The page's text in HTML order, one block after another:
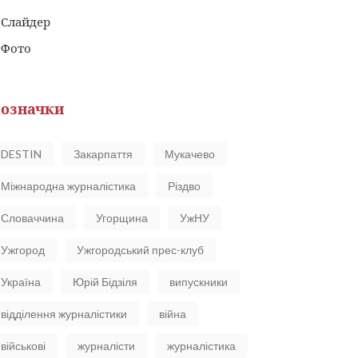
Слайдер
Фото
DESTIN Закарпаття Мукачево
Міжнародна журналістика Різдво
Словаччина Угорщина УжНУ
Ужгород Ужгородський прес-клуб
Україна Юрій Бідзіля випускники
відділення журналістики війна
військові журналісти журналістика